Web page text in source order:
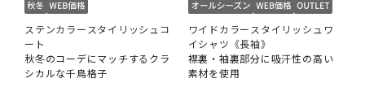
ステンカラースタイリッシュコ
ート
秋冬のコーデにマッチするクラ
シカルな千鳥格子
ワイドカラースタイリッシュワ
イシャツ《長袖》
襟裏・袖裏部分に吸汗性の高い
素材を使用